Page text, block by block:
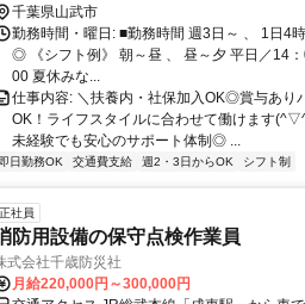
千葉県山武市
勤務時間・曜日: ■勤務時間 週3日～ 、 1日4
◎ 《シフト例》 朝～昼 、 昼～夕 平日／14
00 夏休みな...
仕事内容: ＼扶養内・社保加入OK◎賞与あり
OK！ライフスタイルに合わせて働けます
未経験でも安心のサポート体制◎ ...
即日勤務OK 交通費支給 週2・3日からOK シフト制
正社員
防用設備の保守点検作業員
式会社千歳防災社
月給220,000円～300,000円